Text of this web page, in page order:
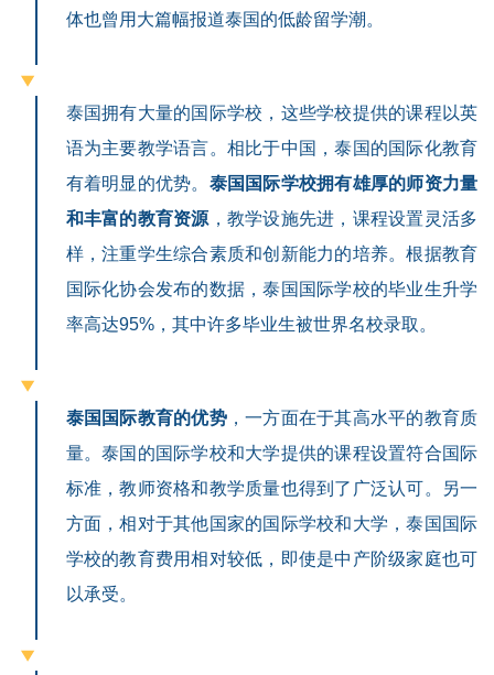
体也曾用大篇幅报道泰国的低龄留学潮。
泰国拥有大量的国际学校，这些学校提供的课程以英
语为主要教学语言。相比于中国，泰国的国际化教育
有着明显的优势。 泰国国际学校拥有雄厚的师资力量
和丰富的教育资源 ，教学设施先进，课程设置灵活多
样，注重学生综合素质和创新能力的培养。根据教育
国际化协会发布的数据，泰国国际学校的毕业生升学
率高达95%，其中许多毕业生被世界名校录取。
泰国国际教育的优势，一方面在于其高水平的教育质
量。泰国的国际学校和大学提供的课程设置符合国际
标准，教师资格和教学质量也得到了广泛认可。另一
方面，相对于其他国家的国际学校和大学，泰国国际
学校的教育费用相对较低，即使是中产阶级家庭也可
以承受。